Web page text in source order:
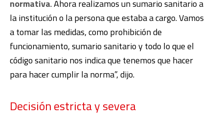
normativa. Ahora realizamos un sumario sanitario a
la institución o la persona que estaba a cargo. Vamos
a tomar las medidas, como prohibición de
funcionamiento, sumario sanitario y todo lo que el
código sanitario nos indica que tenemos que hacer
para hacer cumplir la norma”, dijo.
Decisión estricta y severa